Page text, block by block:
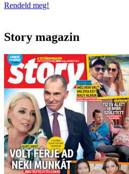
Rendeld meg!
Story magazin